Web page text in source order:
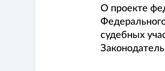
О проекте
судебных